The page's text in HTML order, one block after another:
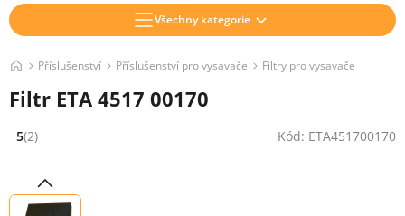
Všechny kategorie
Příslušenství Příslušenství pro vysavače Filtry pro vysavače
Filtr ETA 4517 00170
Hodnocení: 5 z 5 (2 recenzí)
5(2) Kód: ETA451700170